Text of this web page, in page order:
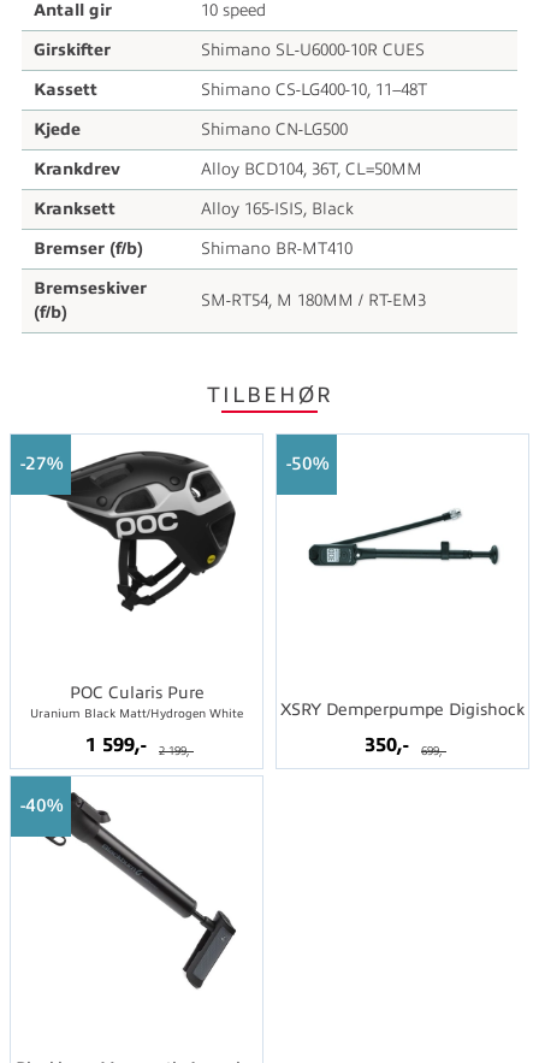
Antall gir 10 speed
Girskifter Shimano SL-U6000-10R CUES
Kassett Shimano CS-LG400-10, 11–48T
Kjede Shimano CN-LG500
Krankdrev Alloy BCD104, 36T, CL=50MM
Kranksett Alloy 165-ISIS, Black
Bremser (f/b) Shimano BR-MT410
Bremseskiver
(f/b)
SM-RT54, M 180MM / RT-EM3
TILBEHØR
27%
POC Cularis Pure
Uranium Black Matt/Hydrogen White
1 599,- 2 199,-
50%
XSRY Demperpumpe Digishock
350,- 699,-
40%